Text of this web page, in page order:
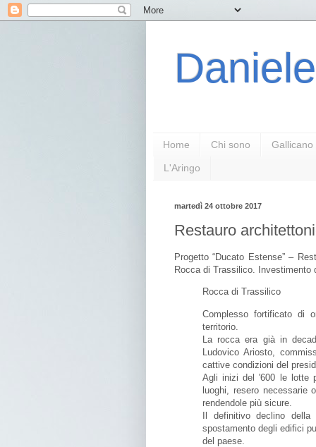
Home Chi sono Gallicano
L'Aringo
martedì 24 ottobre 2017
Restauro
Progetto “Ducato Estense” –
Rocca di Trassilico. Investimento
Rocca di Trassilico
Complesso fortificato di
territorio.
La rocca era già in
Ludovico Ariosto,
cattive condizioni del
Agli inizi del '600 le lotte
luoghi, resero necessarie
rendendole più sicure.
Il definitivo declino
spostamento degli edifici
del paese.